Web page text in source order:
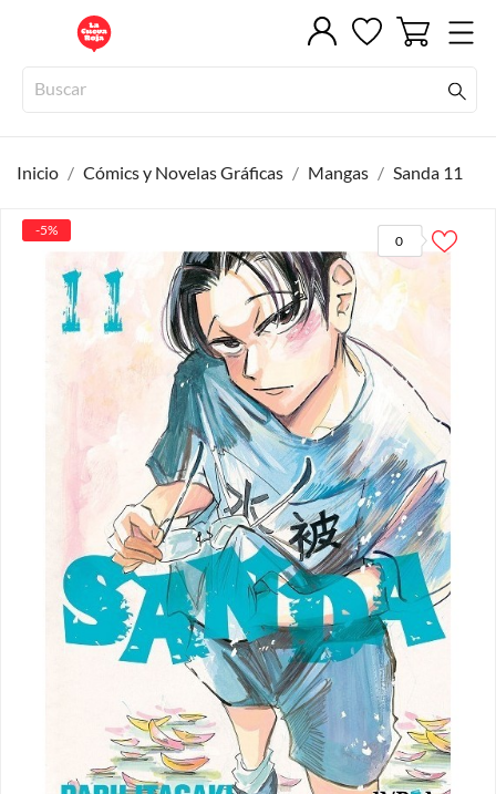
Inicio Cómics y Novelas Gráficas Mangas Sanda 11
0
-5%